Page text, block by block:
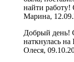
найти работу!
Марина,
Добрый день!
наткнулась
Олеся,